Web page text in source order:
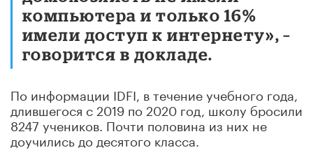
компьютера и только 16%
имели доступ к интернету», –
говорится в докладе.
По информации IDFI, в течение учебного года,
длившегося с 2019 по 2020 год, школу бросили
8247 учеников. Почти половина из них не
доучились до десятого класса.